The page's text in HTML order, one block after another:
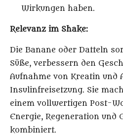
Wirkungen haben.
Relevanz im Shake:
Die Banane oder Datteln
Süße, verbessern den
Aufnahme von Kreatin und
Insulinfreisetzung. Sie
einem vollwertigen Post-
Energie, Regeneration und
kombiniert.